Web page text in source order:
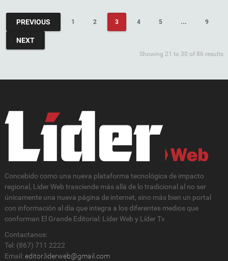
PREVIOUS 1 2 3 4 5 … 9
NEXT
Showing 21 to 30 of 86 results
Concebido como una nueva plataforma tecnológica de impacto
regional, Lider Web trasciende más allá de lo tradicional al no ser
únicamente una nueva página de internet, sino más bien un portal
con información al día que integra a los diferentes medios que
conforman El Grande Editorial: Líder Web y Líder Tv
Contactanos:
Tel: (867) 711 2222
Email: editor.liderweb@gmail.com